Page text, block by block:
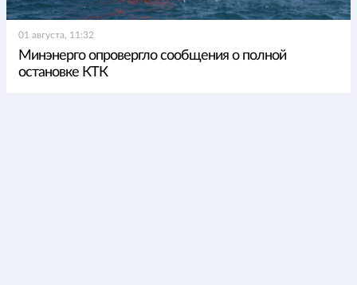
01 августа, 11:32
Минэнерго опровергло сообщения о полной
остановке КТК